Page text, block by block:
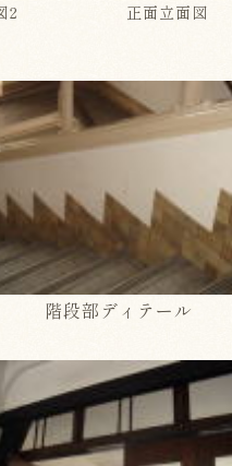
2 正面立面図
階段部ディテール